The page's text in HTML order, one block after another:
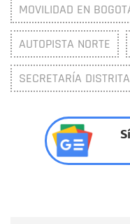
MOVILIDAD EN
AUTOPISTA NORTE
SECRETARÍA